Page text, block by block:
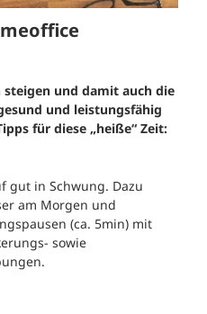
und damit auch die
und leistungsfähig
für diese „heiße“ Zeit:
gut in Schwung. Dazu
am Morgen und
(ca. 5min) mit
sowie